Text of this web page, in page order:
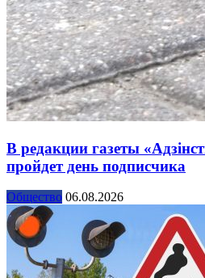
В редакции газеты
пройдет день подписчика
Общество 06.08.2026